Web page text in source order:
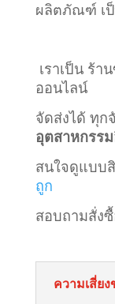
ผลิตภัณฑ์ เป็
เราเป็น ร้า
ออนไลน์
จัดส่งได้ ทุก
อุตสาหกรร
สนใจดูแบบ
ถูก
สอบถามสั่ง
ความเสี่ย